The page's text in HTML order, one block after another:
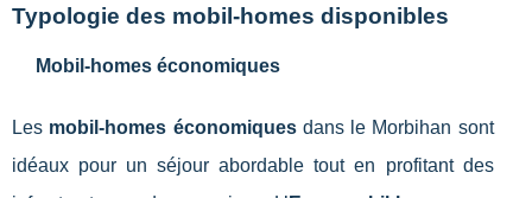
Typologie des mobil-homes disponibles
Mobil-homes économiques
Les mobil-homes économiquesdans le Morbihan sont
idéaux pour un séjour abordable tout en profitant des